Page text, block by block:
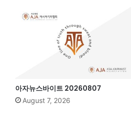
아자뉴스바이트 20260807
August 7, 2026